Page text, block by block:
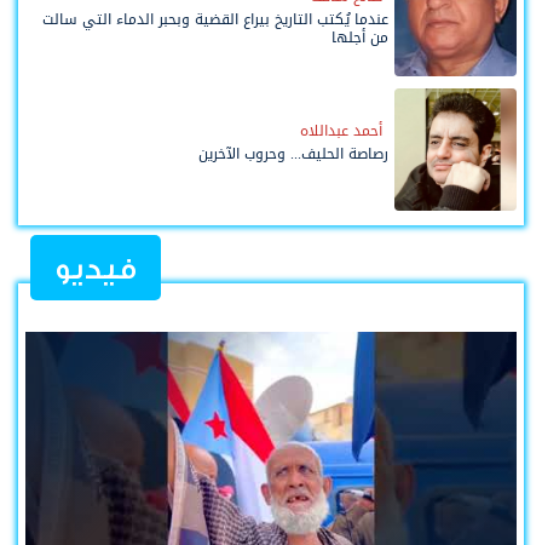
عندما يُكتب التاريخ بيراع القضية وبحبر الدماء التي سالت
من أجلها
أحمد عبداللاه
رصاصة الحليف... وحروب الآخرين
فيديو